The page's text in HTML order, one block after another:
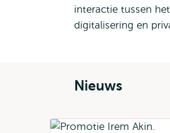
interactie tussen
digitalisering en
Nieuws